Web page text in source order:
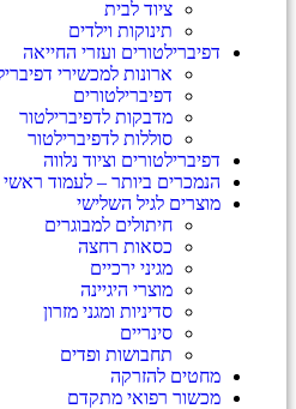
ציוד לבית
תינוקות וילדים
דפיברילטורים ועזרי החייאה
ארונות למכשירי
דפיברילטורים
מדבקות לדפיברילטור
סוללות לדפיברילטור
דפיברילטורים וציוד נלווה
הנמכרים ביותר – לעמוד ראשי
מוצרים לגיל השלישי
חיתולים למבוגרים
כסאות רחצה
מגיני ירכיים
מוצרי היגיינה
סדיניות ומגני מזרון
סינריים
תחבושות ופדים
מחטים להזרקה
מכשור רפואי מתקדם